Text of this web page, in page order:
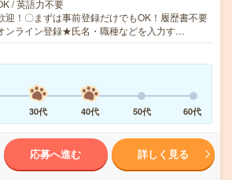
/ 英語力不要
！〇まずは事前登録だけでもOK！履歴書不要
ンライン登録★氏名・職種などを入力す…
30代 40代 50代 60代
応募へ進む 詳しく見る